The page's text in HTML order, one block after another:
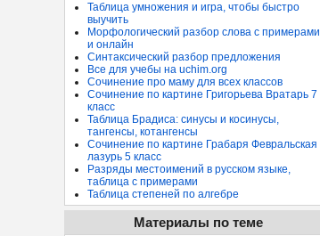
Таблица умножения и игра, чтобы быстро
выучить
Морфологический разбор слова с примерами
и онлайн
Синтаксический разбор предложения
Все для учебы на uchim.org
Сочинение про маму для всех классов
Сочинение по картине Григорьева Вратарь 7
класс
Таблица Брадиса: синусы и косинусы,
тангенсы, котангенсы
Сочинение по картине Грабаря Февральская
лазурь 5 класс
Разряды местоимений в русском языке,
таблица с примерами
Таблица степеней по алгебре
Материалы по теме